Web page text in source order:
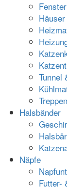
Tunnel
Treppen
Halsbänder
Näpfe
Futter-